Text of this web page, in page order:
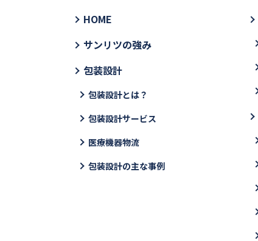
HOME
サンリツの強み
包装設計
包装設計とは？
包装設計サービス
医療機器物流
包装設計の主な事例